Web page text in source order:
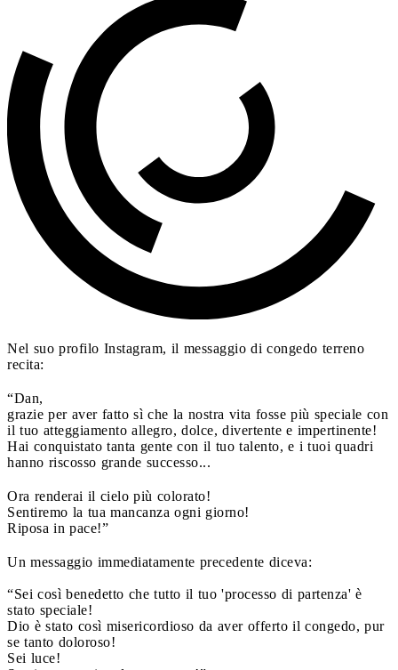
Nel suo profilo Instagram, il messaggio di congedo terreno
recita:
“Dan,
grazie per aver fatto sì che la nostra vita fosse più speciale con
il tuo atteggiamento allegro, dolce, divertente e impertinente!
Hai conquistato tanta gente con il tuo talento, e i tuoi quadri
hanno riscosso grande successo...
Ora renderai il cielo più colorato!
Sentiremo la tua mancanza ogni giorno!
Riposa in pace!”
Un messaggio immediatamente precedente diceva:
“Sei così benedetto che tutto il tuo 'processo di partenza' è
stato speciale!
Dio è stato così misericordioso da aver offerto il congedo, pur
se tanto doloroso!
Sei luce!